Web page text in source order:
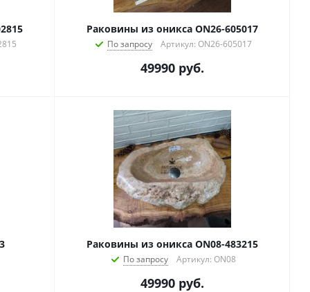
Раковины из оникса ON26-605017
По запросу Артикул: ON26-605017
49990 руб.
Раковины из оникса ON08-483215
По запросу Артикул: ON08
49990 руб.